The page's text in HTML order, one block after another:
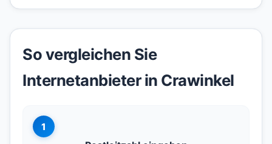
So vergleichen Sie
Internetanbieter in Crawinkel
1